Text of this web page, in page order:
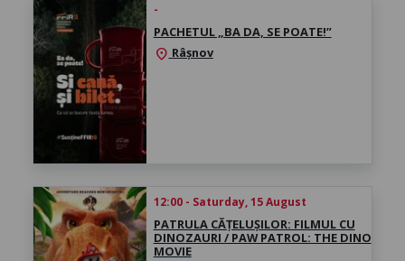
-
PACHETUL „BA DA, SE POATE!”
location_on Râșnov
12:00 - Saturday, 15 August
PATRULA CĂȚELUȘILOR: FILMUL CU
DINOZAURI / PAW PATROL: THE DINO
MOVIE